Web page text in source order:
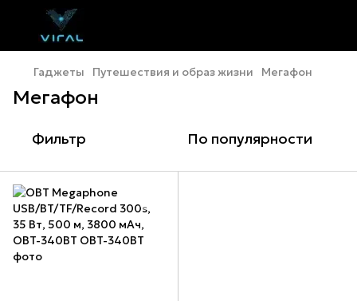
Гаджеты Путешествия и образ жизни Мегафон
Мегафон
Фильтр По популярности